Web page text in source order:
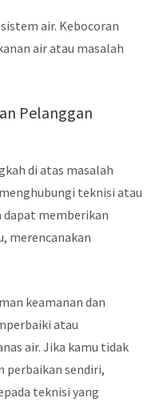
air. Kebocoran
air atau masalah
Pelanggan
di atas masalah
teknisi atau
dapat memberikan
merencanakan
keamanan dan
atau
air. Jika kamu tidak
perbaikan sendiri,
teknisi yang